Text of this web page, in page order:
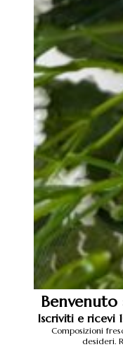
Benvenuto
Iscriviti e ricevi
Composizioni
desideri.